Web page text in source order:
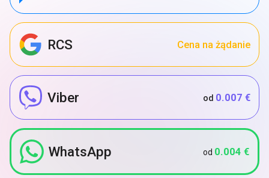
RCS Cena na żądanie
Viber od 0.007 €
WhatsApp od 0.004 €